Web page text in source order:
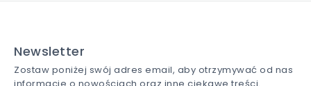
Newsletter
Zostaw poniżej swój adres email, aby otrzymywać od nas